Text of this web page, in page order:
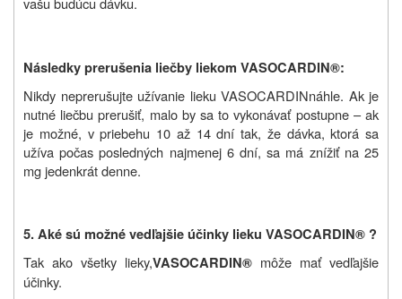
Následky prerušenia liečby liekom VASOCARDIN®:
Nikdy neprerušujte užívanie lieku VASOCARDINnáhle. Ak je
nutné liečbu prerušiť, malo by sa to vykonávať postupne – ak
je možné, v priebehu 10 až 14 dní tak, že dávka, ktorá sa
užíva počas posledných najmenej 6 dní, sa má znížiť na 25
mg jedenkrát denne.
5. Aké sú možné vedľajšie účinky lieku VASOCARDIN® ?
Tak ako všetky lieky,VASOCARDIN® môže mať vedľajšie
účinky.